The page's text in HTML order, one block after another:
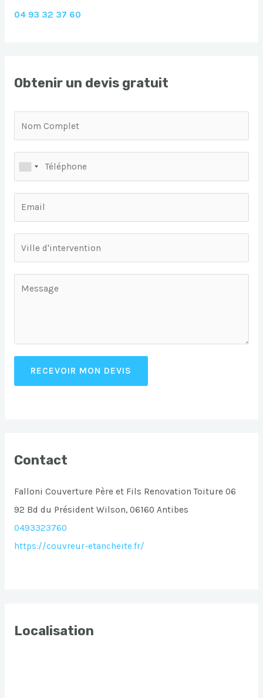
04 93 32 37 60
Obtenir un devis gratuit
RECEVOIR MON DEVIS
Contact
Falloni Couverture Père et Fils Renovation Toiture 06
92 Bd du Président Wilson, 06160 Antibes
0493323760
https://couvreur-etancheite.fr/
Localisation